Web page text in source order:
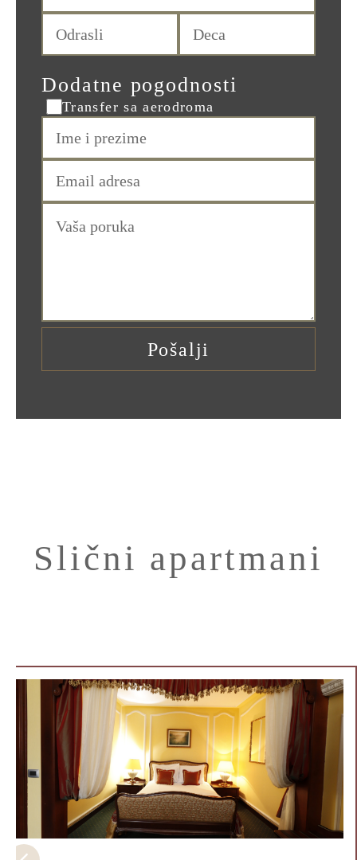
Dodatne pogodnosti
Transfer sa aerodroma
Slični apartmani